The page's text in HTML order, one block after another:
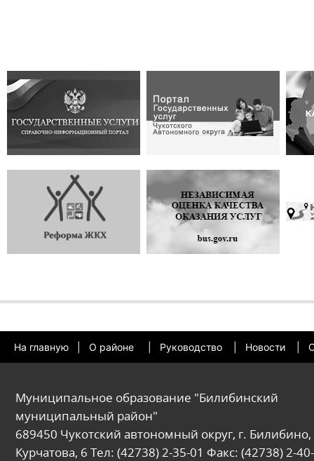
На главную О районе Руководство Новости
Муниципальное образование "Билибинский
муниципальный район"
689450 Чукотский автономный округ, г. Билибино,
Курчатова, 6 Тел: (42738) 2-35-01 Факс: (42738) 2-